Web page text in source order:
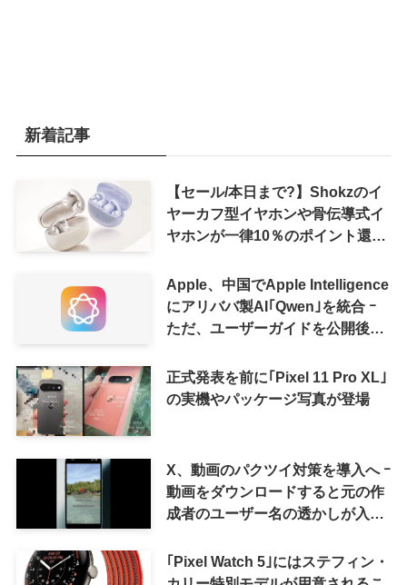
新着記事
【セール/本日まで?】Shokzのイ
ヤーカフ型イヤホンや骨伝導式イ
ヤホンが一律10％のポイント還元
Apple、中国でApple Intelligence
にアリババ製AI｢Qwen｣を統合 ｰ
ただ、ユーザーガイドを公開後に
正式発表を前に｢Pixel 11 Pro XL｣
の実機やパッケージ写真が登場
X、動画のパクツイ対策を導入へ ｰ
動画をダウンロードすると元の作
成者のユーザー名の透かしが入る
｢Pixel Watch 5｣にはステフィン・